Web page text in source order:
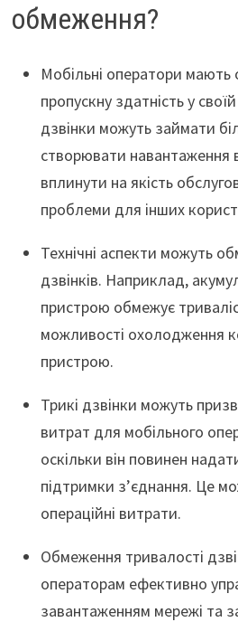
обмеження?
Мобільні оператори мають
пропускну здатність у
дзвінки можуть займати
створювати
вплинути на якість
проблеми для інших
Технічні аспекти можуть
дзвінків. Наприклад,
пристрою обмежує
можливості охолодження
пристрою.
Трикі дзвінки можуть
витрат для мобільного
оскільки він повинен
підтримки з’єднання. Це
операційні витрати.
Обмеження тривалості
операторам ефективно
завантаженням мережі та